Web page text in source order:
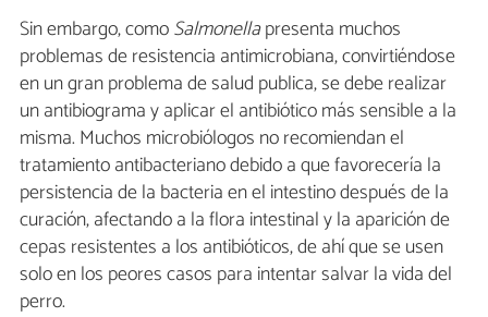
Sin embargo, comoSalmonellapresenta muchos
problemas de resistencia antimicrobiana, convirtiéndose
en un gran problema de salud publica, se debe realizar
un antibiograma y aplicar el antibiótico más sensible a la
misma. Muchos microbiólogos no recomiendan el
tratamiento antibacteriano debido a que favorecería la
persistencia de la bacteria en el intestino después de la
curación, afectando a la flora intestinal y la aparición de
cepas resistentes a los antibióticos, de ahí que se usen
solo en los peores casos para intentar salvar la vida del
perro.